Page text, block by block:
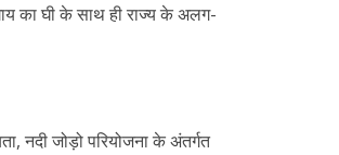
का घी के साथ ही राज्य के अलग-
नदी जोड़ो परियोजना के अंतर्गत